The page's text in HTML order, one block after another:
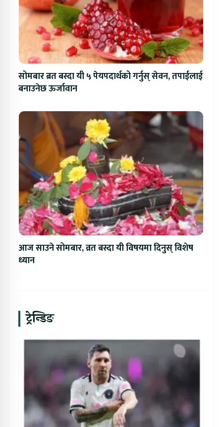
सोमबार ब्रत बस्दा यी ५ पेयपदार्थको गर्नुस् सेवन, तपाईलाई
बनाउनेछ ऊर्जावान
आज साउने सोमबार, व्रत बस्दा यी विषयमा दिनुस् विशेष
ध्यान
ट्रेन्डिङ